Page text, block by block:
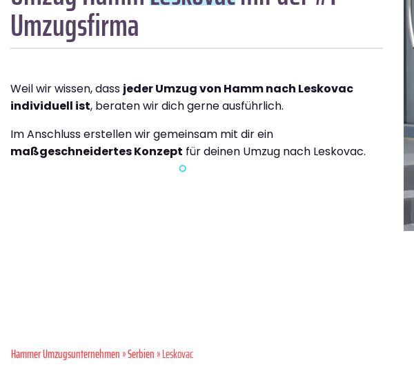
Umzugsfirma
Weil wir wissen, dass jeder Umzug von Hamm nach Leskovac
individuell ist, beraten wir dich gerne ausführlich.
Im Anschluss erstellen wir gemeinsam mit dir ein
maßgeschneidertes Konzept für deinen Umzug nach Leskovac.
Hammer Umzugsunternehmen»Serbien» Leskovac